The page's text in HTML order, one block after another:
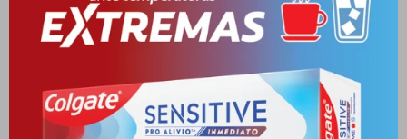
INDICACIÓN TRATAMIENTO SINTOMÁTICO DE CORTA DURACIÓN